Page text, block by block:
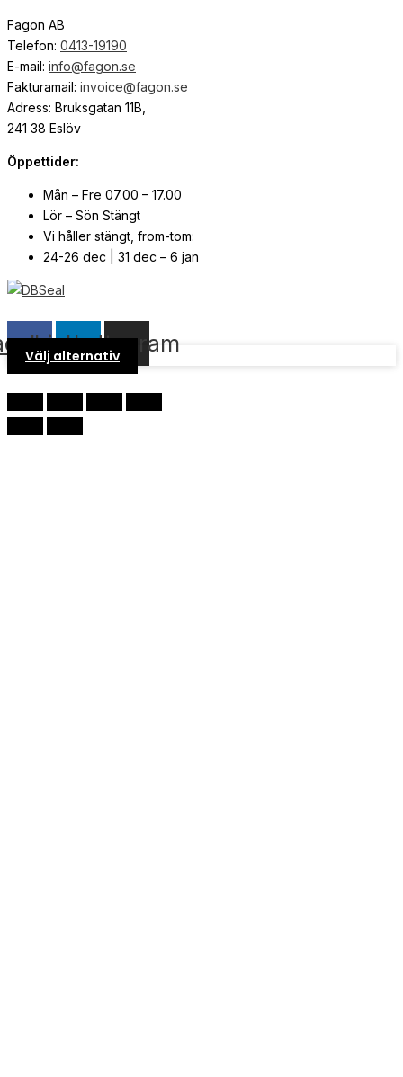
Fagon AB
Telefon: 0413-19190
E-mail: info@fagon.se
Fakturamail: invoice@fagon.se
Adress: Bruksgatan 11B,
241 38 Eslöv
Öppettider:
Mån – Fre 07.00 – 17.00
Lör – Sön Stängt
Vi håller stängt, from-tom:
24-26 dec | 31 dec – 6 jan
Linkedin
Instagram
Välj alternativ